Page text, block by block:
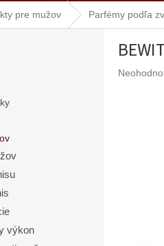
pre mužov Parfémy podľa
výkon
Priemerné